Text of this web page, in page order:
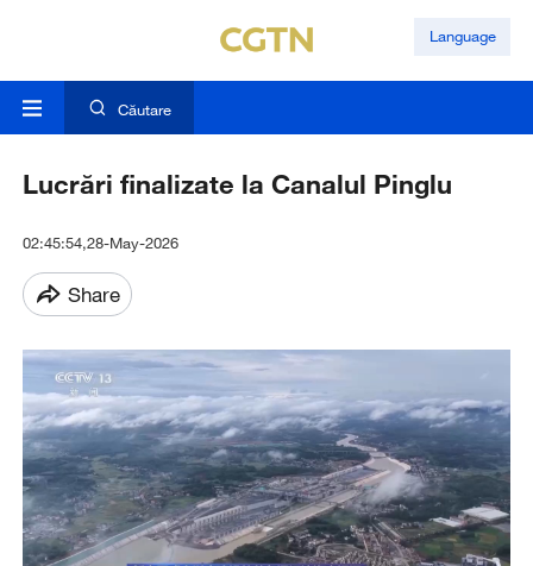
Language
Căutare
Lucrări finalizate la Canalul Pinglu
02:45:54,28-May-2026
Share